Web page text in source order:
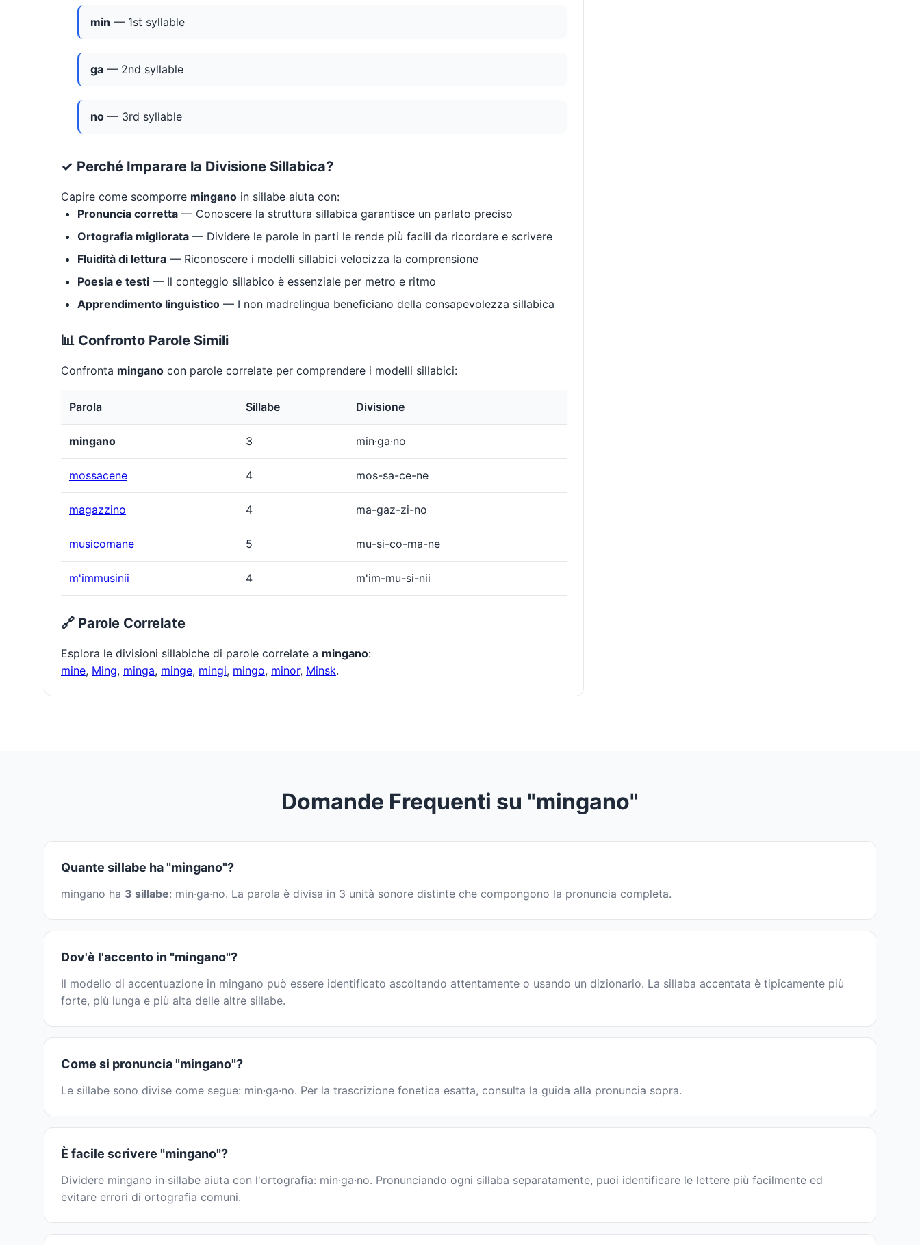
min — 1st syllable
ga — 2nd syllable
no — 3rd syllable
✓ Perché Imparare la Divisione Sillabica?
Capire come scomporre mingano in sillabe aiuta con:
Pronuncia corretta — Conoscere la struttura sillabica garantisce un parlato preciso
Ortografia migliorata — Dividere le parole in parti le rende più facili da ricordare e scrivere
Fluidità di lettura — Riconoscere i modelli sillabici velocizza la comprensione
Poesia e testi — Il conteggio sillabico è essenziale per metro e ritmo
Apprendimento linguistico — I non madrelingua beneficiano della consapevolezza sillabica
📊 Confronto Parole Simili
Confronta mingano con parole correlate per comprendere i modelli sillabici:
Parola Sillabe Divisione
mingano 3 min·ga·no
mossacene 4 mos-sa-ce-ne
magazzino 4 ma-gaz-zi-no
musicomane 5 mu-si-co-ma-ne
m'immusinii 4 m'im-mu-si-nii
🔗 Parole Correlate
Esplora le divisioni sillabiche di parole correlate a mingano:
mine, Ming, minga, minge, mingi, mingo, minor, Minsk.
Domande Frequenti su "mingano"
Quante sillabe ha "mingano"?
mingano ha 3 sillabe: min·ga·no. La parola è divisa in 3 unità sonore distinte che compongono la pronuncia completa.
Dov'è l'accento in "mingano"?
Il modello di accentuazione in mingano può essere identificato ascoltando attentamente o usando un dizionario. La sillaba accentata è tipicamente più
forte, più lunga e più alta delle altre sillabe.
Come si pronuncia "mingano"?
Le sillabe sono divise come segue: min·ga·no. Per la trascrizione fonetica esatta, consulta la guida alla pronuncia sopra.
È facile scrivere "mingano"?
Dividere mingano in sillabe aiuta con l'ortografia: min·ga·no. Pronunciando ogni sillaba separatamente, puoi identificare le lettere più facilmente ed
evitare errori di ortografia comuni.